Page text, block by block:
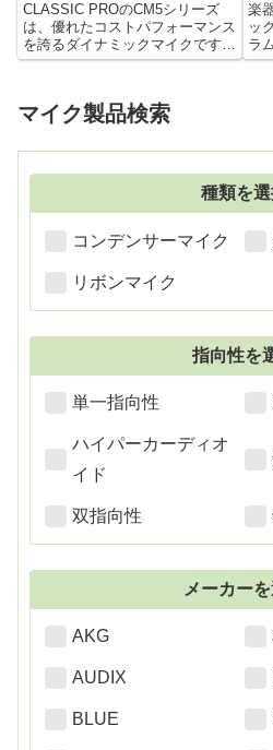
CLASSIC PROのCM5シリーズ
は、優れたコストパフォーマンス
を誇るダイナミックマイクです。
スタンダードなデザインは、講演
応します。 また、明瞭なサウン
楽
ッ
ラ
対
マイク製品検索
種類を
コンデンサーマイク
リボンマイク
指向性を
単一指向性
ハイパーカーディオ
イド
双指向性
メーカー
AKG
AUDIX
BLUE